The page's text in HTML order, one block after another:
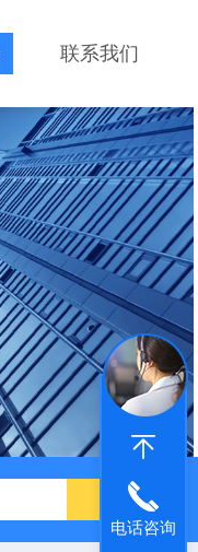
联系我们
IHG不锈钢立式离心泵
电话咨询